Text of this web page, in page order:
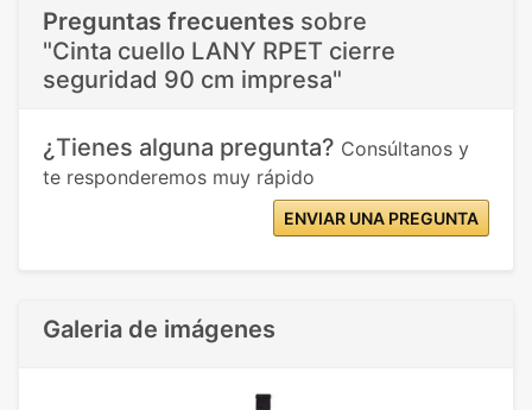
Preguntas frecuentes sobre
"Cinta cuello LANY RPET cierre
seguridad 90 cm impresa"
¿Tienes alguna pregunta? Consúltanos y
te responderemos muy rápido
ENVIAR UNA PREGUNTA
Galeria de imágenes